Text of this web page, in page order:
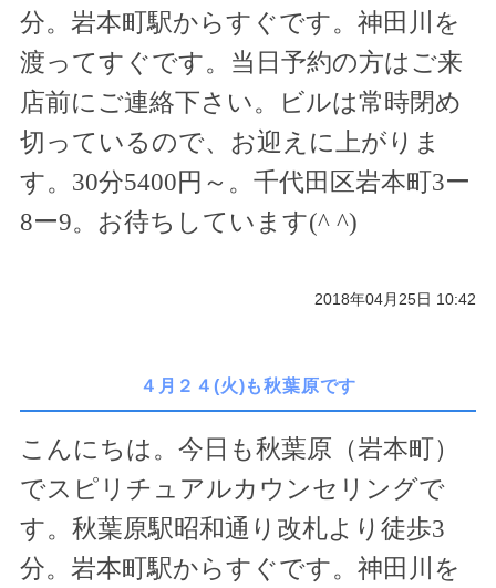
分。岩本町駅からすぐです。神田川を
渡ってすぐです。当日予約の方はご来
店前にご連絡下さい。ビルは常時閉め
切っているので、お迎えに上がりま
す。 30分5400 円～。千代田区岩本町3ー
8ー9。お待ちしています(^ ^)
2018年04月25日 10:42
４月２４(火)も秋葉原です
こんにちは。今日も秋葉原（岩本町）
でスピリチュアルカウンセリングで
す。秋葉原駅昭和通り改札より徒歩3
分。岩本町駅からすぐです。神田川を